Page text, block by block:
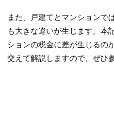
また、戸建てとマンションで
も大きな違いが生じます。本
ションの税金に差が生じるの
交えて解説しますので、ぜひ